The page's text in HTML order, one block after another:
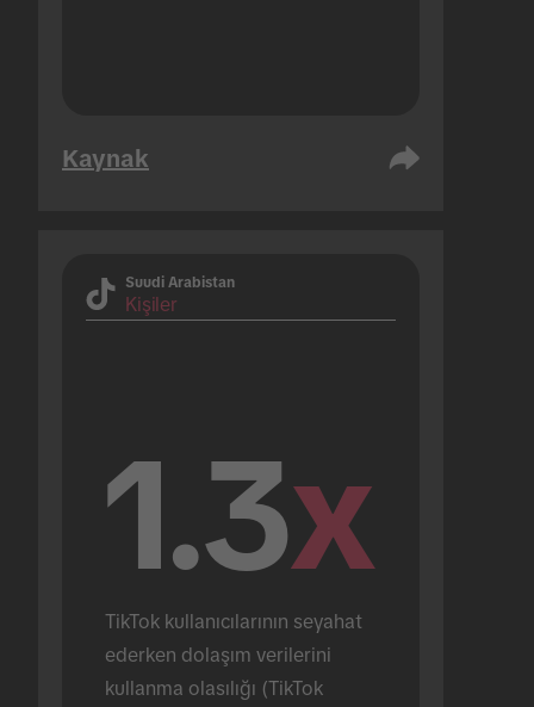
Kaynak
Suudi Arabistan
Kişiler
1.3x
TikTok kullanıcılarının seyahat
ederken dolaşım verilerini
kullanma olasılığı (TikTok